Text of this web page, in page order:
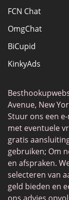
FCN Chat
OmgChat
BiCupid
KinkyAds
Together2Night
MyLOL
Swingtowns
Instabang
Avenue, New
Stuur ons een
met eventuele
gratis
gebruiken; Om
en afspraken.
selecteren van
geld bieden en